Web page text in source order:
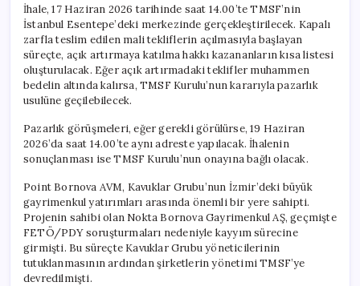
İhale, 17 Haziran 2026 tarihinde saat 14.00’te TMSF’nin
İstanbul Esentepe’deki merkezinde gerçekleştirilecek. Kapalı
zarfla teslim edilen mali tekliflerin açılmasıyla başlayan
süreçte, açık artırmaya katılma hakkı kazananların kısa listesi
oluşturulacak. Eğer açık artırmadaki teklifler muhammen
bedelin altında kalırsa, TMSF Kurulu’nun kararıyla pazarlık
usulüne geçilebilecek.
Pazarlık görüşmeleri, eğer gerekli görülürse, 19 Haziran
2026’da saat 14.00’te aynı adreste yapılacak. İhalenin
sonuçlanması ise TMSF Kurulu’nun onayına bağlı olacak.
Point Bornova AVM, Kavuklar Grubu’nun İzmir’deki büyük
gayrimenkul yatırımları arasında önemli bir yere sahipti.
Projenin sahibi olan Nokta Bornova Gayrimenkul AŞ, geçmişte
FETÖ/PDY soruşturmaları nedeniyle kayyım sürecine
girmişti. Bu süreçte Kavuklar Grubu yöneticilerinin
tutuklanmasının ardından şirketlerin yönetimi TMSF’ye
devredilmişti.